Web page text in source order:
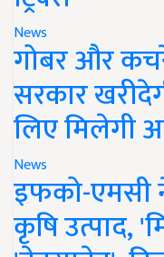
News
गोबर और
सरकार
लिए मिलेगी
News
इफको-एमसी
कृषि उत्पाद,